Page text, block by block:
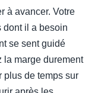
à avancer. Votre
dont il a besoin
se sent guidé
la marge durement
de temps sur